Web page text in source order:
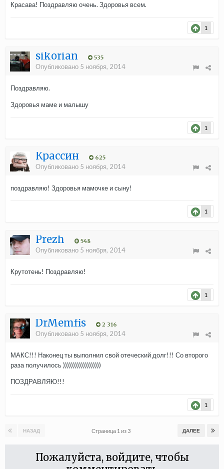
Красава! Поздравляю очень. Здоровья всем.
1
sikorian 535
Опубликовано 5 ноября, 2014
Поздравляю.
Здоровья маме и малышу
1
Крассин 625
Опубликовано 5 ноября, 2014
поздравляю! Здоровья мамочке и сыну!
1
Prezh 548
Опубликовано 5 ноября, 2014
Крутотень! Поздравляю!
1
DrMemfis 2 316
Опубликовано 5 ноября, 2014
МАКС!!! Наконец ты выполнил свой отеческий долг!!! Со второго
раза получилось )))))))))))))))))))
ПОЗДРАВЛЯЮ!!!
1
НАЗАД ДАЛЕЕ
Страница 1 из 3
Пожалуйста, войдите, чтобы